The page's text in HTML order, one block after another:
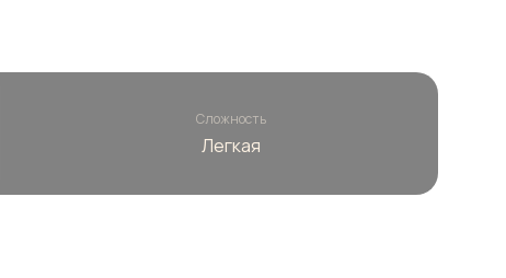
Сложность
Легкая